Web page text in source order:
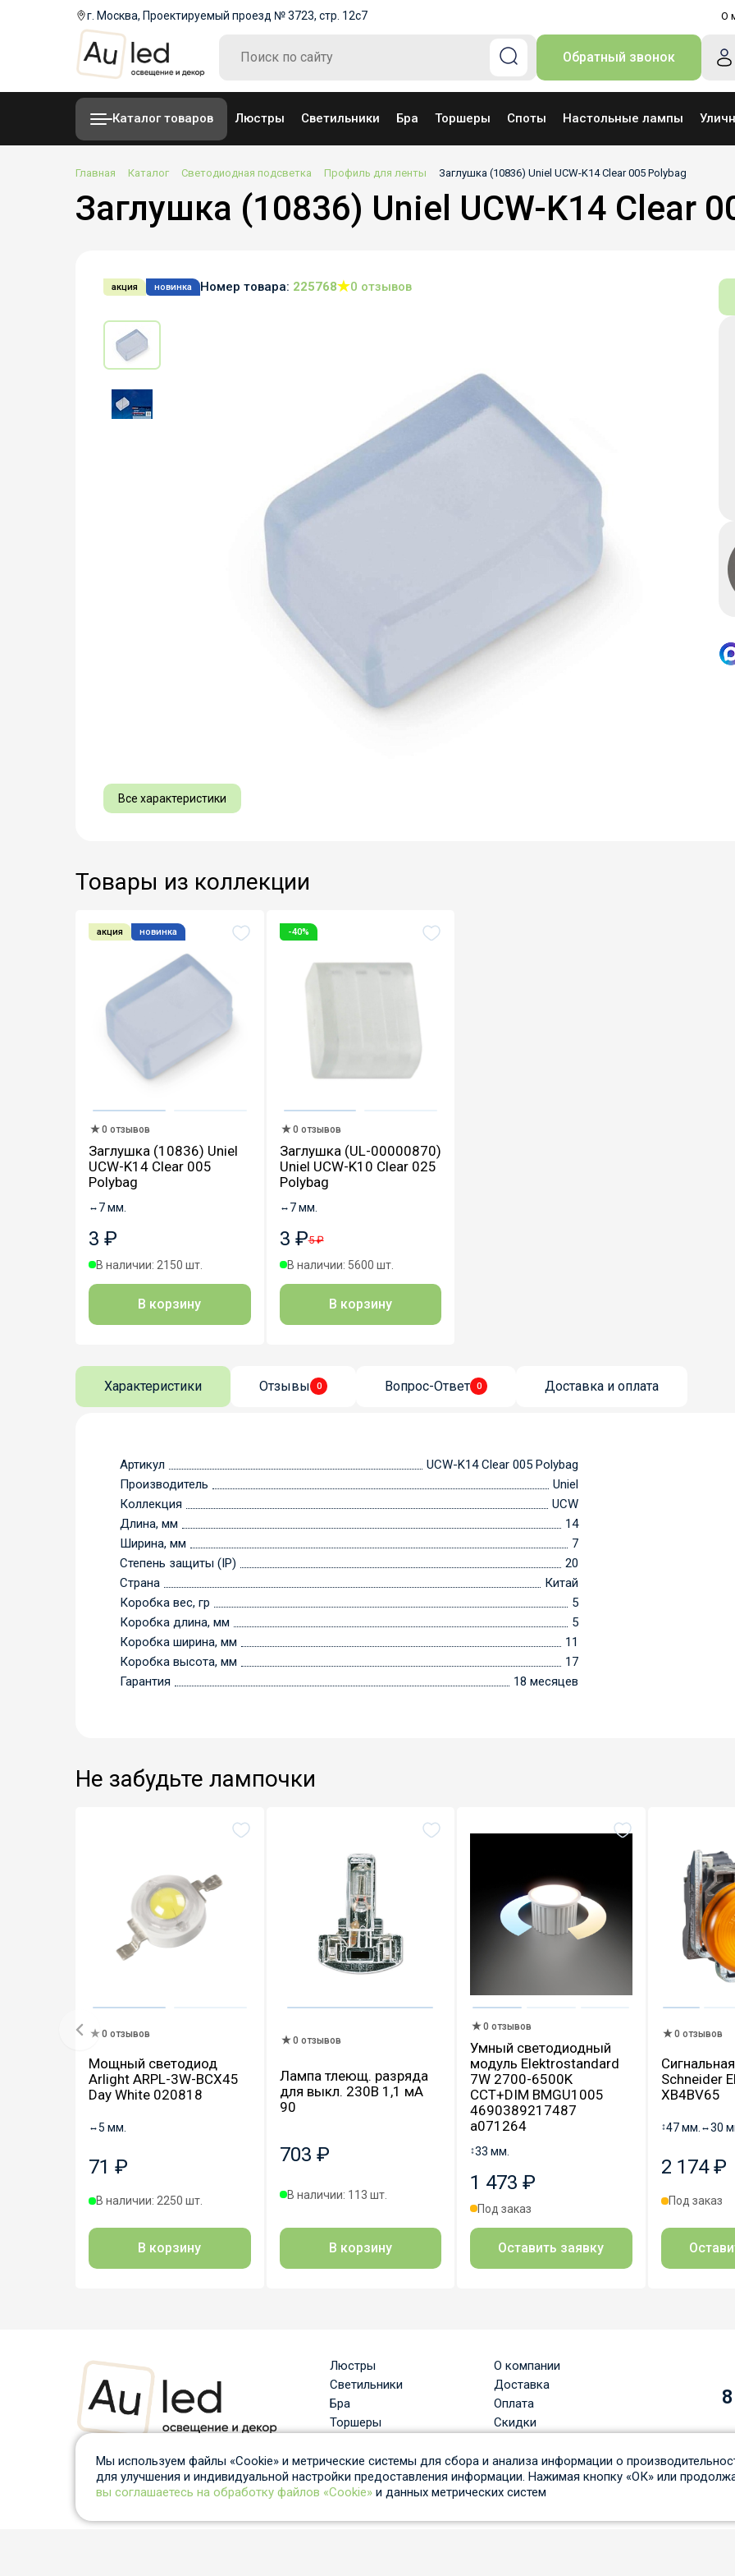
г. Москва, Проектируемый проезд № 3723, стр. 12с7 О
Обратный звонок
Каталог товаров Люстры Светильники Бра Торшеры Споты Настольные лампы
Главная Каталог Светодиодная подсветка Профиль для ленты Заглушка (10836) Uniel UCW-K14 Clear 005 Polybag
Заглушка (10836) Uniel UCW-K14 Clear
акция новинка Номер товара: 225768 0 отзывов
Все характеристики
Товары из коллекции
акция новинка
0 отзывов
Заглушка (10836) Uniel
UCW-K14 Clear 005
Polybag
↔ 7 мм.
3 ₽
В наличии: 2150 шт.
В корзину
-40%
0 отзывов
Заглушка (UL-00000870)
Uniel UCW-K10 Clear 025
Polybag
↔ 7 мм.
3 ₽5 ₽
В наличии: 5600 шт.
В корзину
Характеристики Отзывы 0 Вопрос-Ответ 0 Доставка и оплата
Артикул
UCW-K14 Clear 005 Polybag
Производитель
Uniel
Коллекция
UCW
Длина, мм
14
Ширина, мм
7
Степень защиты (IP)
20
Страна
Китай
Коробка вес, гр
5
Коробка длина, мм
5
Коробка ширина, мм
11
Коробка высота, мм
17
Гарантия
18 месяцев
Не забудьте лампочки
0 отзывов
Мощный светодиод
Arlight ARPL-3W-BCX45
Day White 020818
↔5 мм.
71 ₽
В наличии: 2250 шт.
В корзину
0 отзывов
Лампа тлеющ. разряда
для выкл. 230В 1,1 мА
90
703 ₽
В наличии: 113 шт.
В корзину
0 отзывов
Умный светодиодный
модуль Elektrostandard
7W 2700-6500K
CCT+DIM BMGU1005
4690389217487
a071264
↕33 мм.
1 473 ₽
Под заказ
Оставить заявку
0 отзывов
Schneider
XB4BV65
↕47 мм. ↔30
2 174 ₽
Под заказ
Информация, размещённая на сайте, представлена
исключительно в ознакомительных целях и не
является публичной офертой в соответствии с
положениями статьи 437 Гражданского кодекса РФ.
Люстры
О компании
Светильники
Доставка
Бра
Оплата
Торшеры
Скидки
Настольные лампы
Гарантия и возврат
Уличные светильники
Статьи
Трековые системы
Отзывы
Мы используем файлы «Cookie» и метрические системы для сбора и анализа информации о
для улучшения и индивидуальной настройки предоставления информации. Нажимая кнопку «ОК» или
вы соглашаетесь на обработку файлов «Cookie» и данных метрических систем